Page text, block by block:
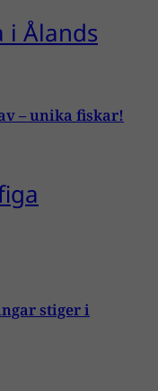
– unika fiskar!
stiger i